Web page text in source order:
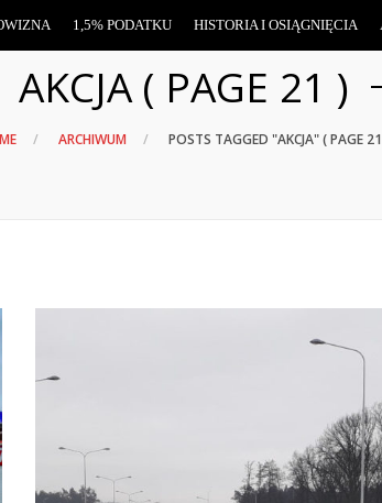
AKCJA ( PAGE 21 )
ARCHIWUM POSTS TAGGED "AKCJA"( PAGE
1,5% PODATKU HISTORIA I OSIĄGNIĘCIA